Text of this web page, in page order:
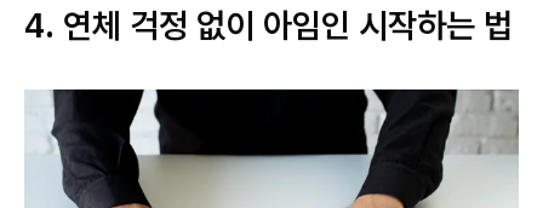
4. 연체 걱정 없이 아임인 시작하는 법